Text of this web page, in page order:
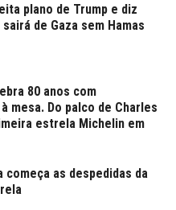
plano de Trump e diz
de Gaza sem Hamas
80 anos com
mesa. Do palco de Charles
estrela Michelin em
começa as despedidas da